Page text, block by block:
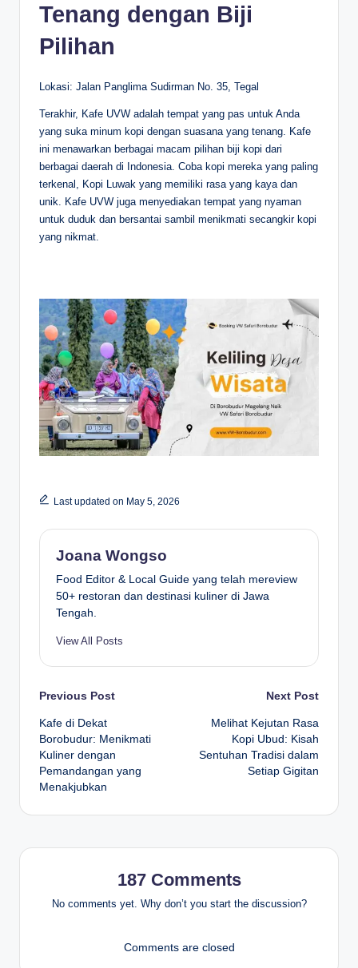
Tenang dengan Biji
Pilihan
Lokasi: Jalan Panglima Sudirman No. 35, Tegal
Terakhir, Kafe UVW adalah tempat yang pas untuk Anda
yang suka minum kopi dengan suasana yang tenang. Kafe
ini menawarkan berbagai macam pilihan biji kopi dari
berbagai daerah di Indonesia. Coba kopi mereka yang paling
terkenal, Kopi Luwak yang memiliki rasa yang kaya dan
unik. Kafe UVW juga menyediakan tempat yang nyaman
untuk duduk dan bersantai sambil menikmati secangkir kopi
yang nikmat.
Last updated on May 5, 2026
Joana Wongso
Food Editor & Local Guide yang telah mereview
50+ restoran dan destinasi kuliner di Jawa
Tengah.
View All Posts
Post
navigation
Previous Post
Kafe di Dekat
Borobudur: Menikmati
Kuliner dengan
Pemandangan yang
Menakjubkan
Next Post
Melihat Kejutan Rasa
Kopi Ubud: Kisah
Sentuhan Tradisi dalam
Setiap Gigitan
187 Comments
No comments yet. Why don’t you start the discussion?
Comments are closed